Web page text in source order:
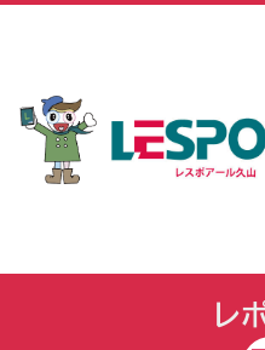
レ